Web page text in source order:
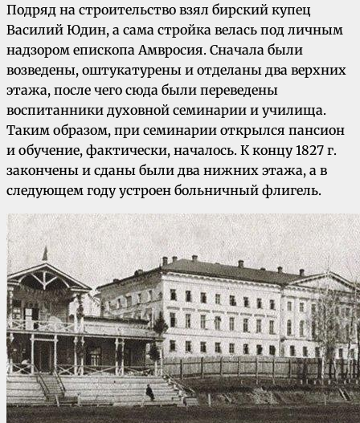
Подряд на строительство взял бирский купец
Василий Юдин, а сама стройка велась под личным
надзором епископа Амвросия. Сначала были
возведены, оштукатурены и отделаны два верхних
этажа, после чего сюда были переведены
воспитанники духовной семинарии и училища.
Таким образом, при семинарии открылся пансион
и обучение, фактически, началось. К концу 1827 г.
закончены и сданы были два нижних этажа, а в
следующем году устроен больничный флигель.